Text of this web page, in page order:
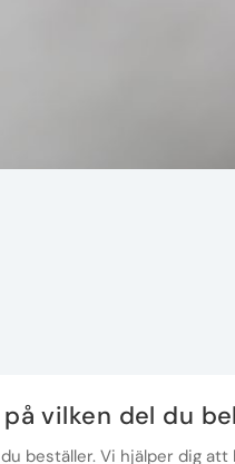
vilken del du
beställer. Vi hjälper dig